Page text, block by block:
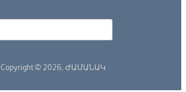
Copyright © 2026, ԺԱՄԱՆԱԿ